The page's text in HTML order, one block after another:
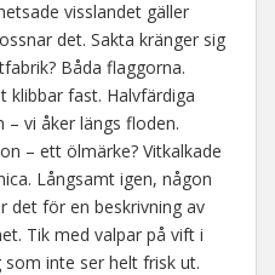
visslandet gäller
det. Sakta kränger sig
Båda flaggorna.
klibbar fast. Halvfärdiga
– vi åker längs floden.
– ett ölmärke? Vitkalkade
Långsamt igen, någon
det för en beskrivning av
Tik med valpar på vift i
inte ser helt frisk ut.